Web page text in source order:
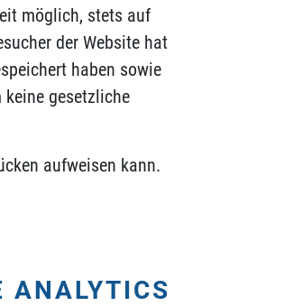
möglich, stets auf
der Website hat
haben sowie
keine gesetzliche
aufweisen kann.
ANALYTICS